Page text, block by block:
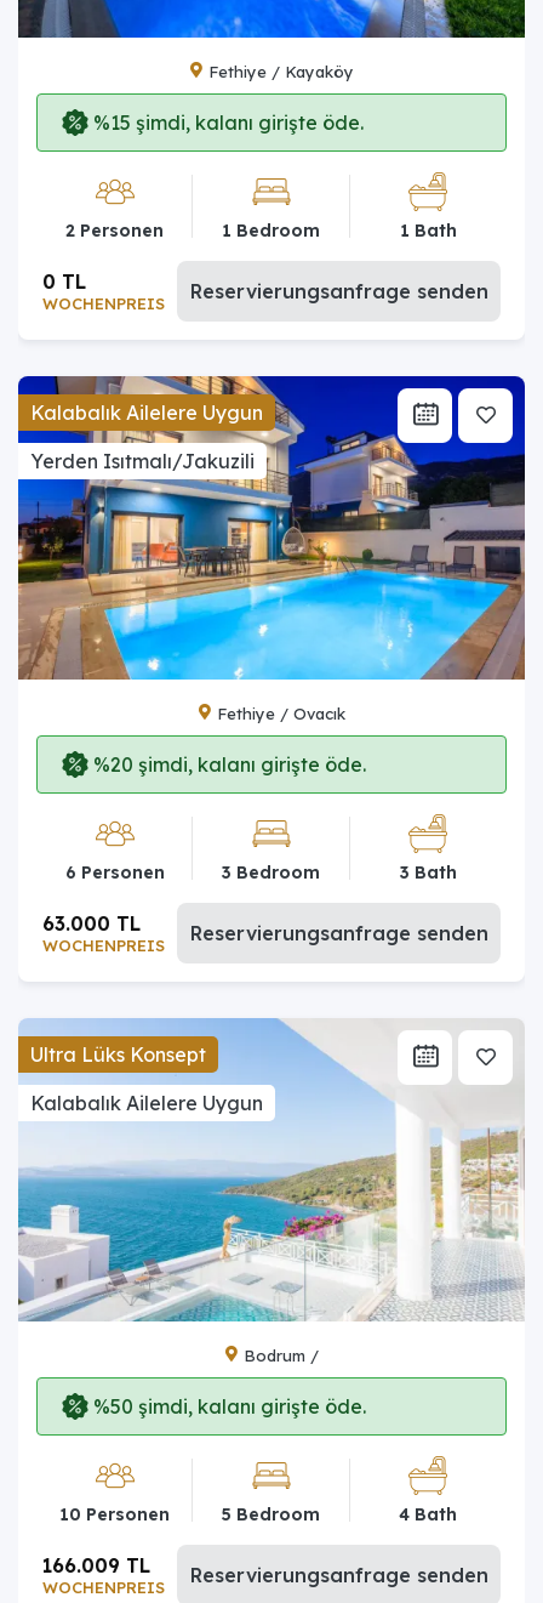
Fethiye / Kayaköy
%15 şimdi, kalanı girişte öde.
2 Personen 1 Bedroom 1 Bath
WOCHENPREIS
0 TL Reservierungsanfrage senden
Kalabalık Ailelere Uygun
Yerden Isıtmalı/Jakuzili
Fethiye / Ovacık
%20 şimdi, kalanı girişte öde.
6 Personen 3 Bedroom 3 Bath
WOCHENPREIS
63.000 TL Reservierungsanfrage senden
Ultra Lüks Konsept
Kalabalık Ailelere Uygun
Bodrum /
%50 şimdi, kalanı girişte öde.
10 Personen 5 Bedroom 4 Bath
WOCHENPREIS
166.009 TL Reservierungsanfrage senden